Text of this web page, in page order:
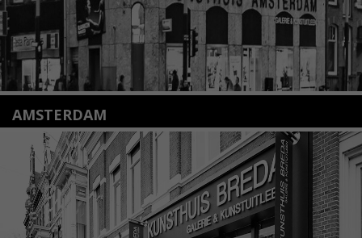
AMSTERDAM
Amstelveenseweg 135
1075 VX Amsterdam
+31 (0)20 2332546
info@kunsthuisamsterdam.nl
Lees meer